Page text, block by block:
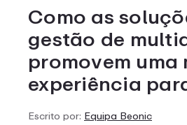
Como as
gestão de
promovem uma
experiência
Escrito por: Equipa Beonic